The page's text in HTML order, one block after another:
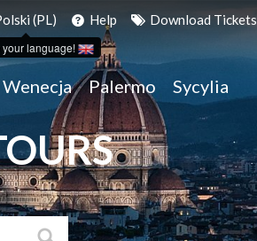
(PL)
your language!
Help Download Tickets
Wenecja Palermo Sycylia